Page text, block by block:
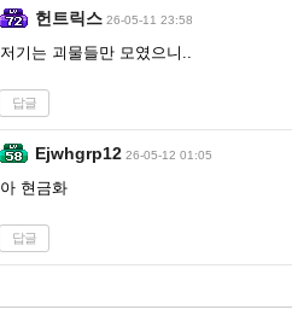
헌트릭스 26-05-11 23:58
저기는 괴물들만 모였으니..
답글
Ejwhgrp12 26-05-12 01:05
아 현금화
답글